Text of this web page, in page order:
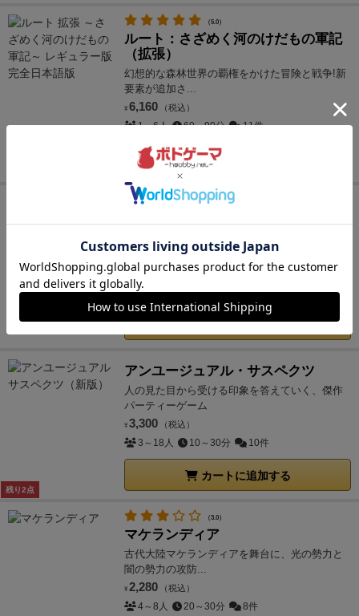
（5.0）
ルート：さざめく河のけだもの軍記
（拡張）
幻想的な森林世界の覇権をかけた冒険と戦争!新
要素が追加さ...
¥ 6,160 （税込）
1～6人 60～90分 11件
カートに追加する
精霊回路ドライヴCtrl-Z／ゼロ 拡
張８「天剣」
君はゲームの終わりを見る。 新生ソシャゲ風
パーティー構築...
1,980 （税込）
1～4人 50～120分 3件
カートに追加する
残り2点
アンユージュアル・サスペクツ
人の見た目から受ける印象を答えていく、傑作
パーティーゲーム
¥ 3,300 （税込）
3～18人 10～30分 10件
カートに追加する
（3.0）
マケランディア
古代大陸マケランディアを舞台に、光の勢力と
闇の勢力の攻防...
¥ 2,280 （税込）
4～8人 20～30分 8件